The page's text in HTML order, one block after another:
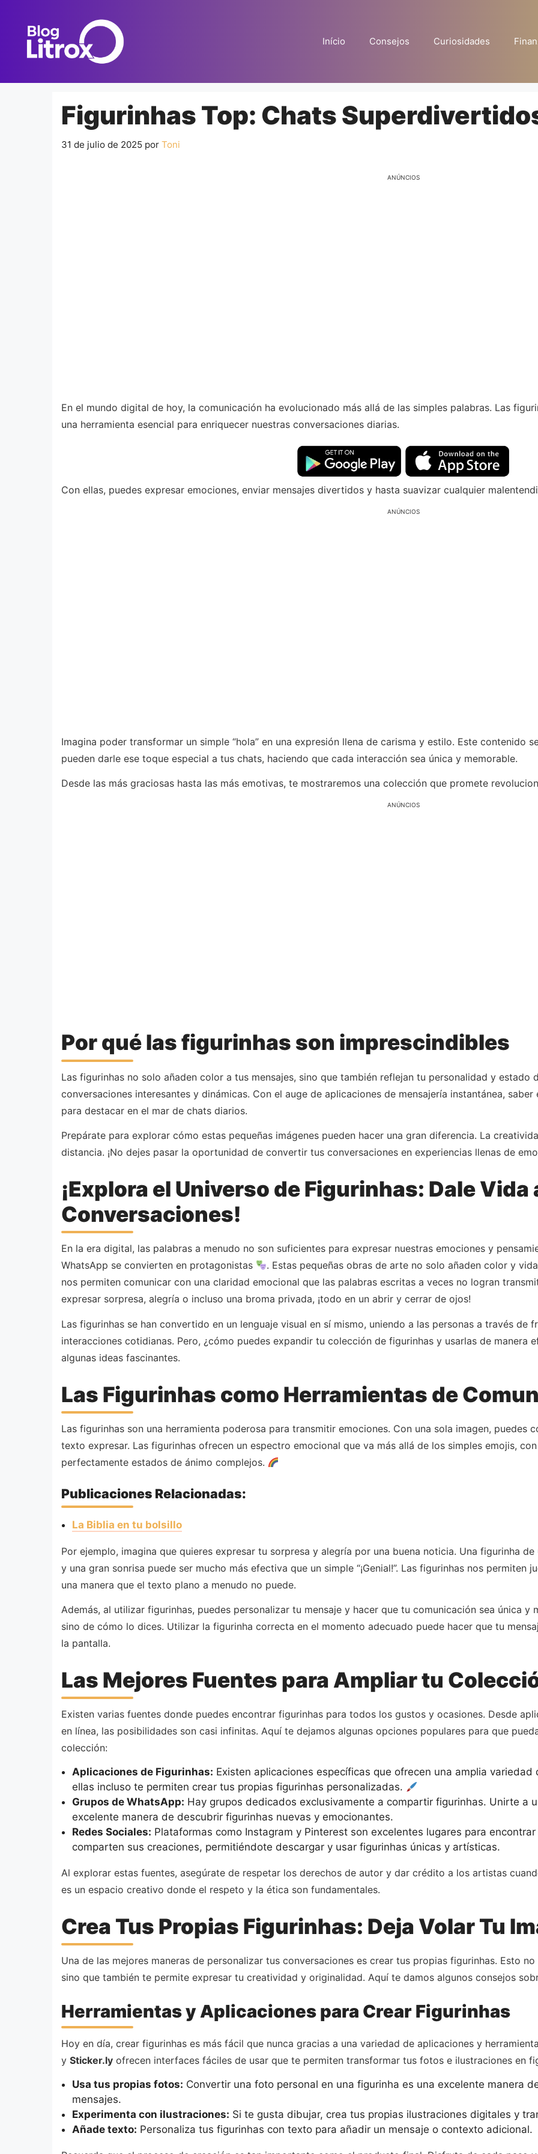
contenido
Início Consejos Curiosidades
Figurinhas Top: Chats
31 de julio de 2025 por Toni
ANÚNCIOS
En el mundo digital de hoy, la comunicación ha evolucionado más allá de las simples palabras. Las
una herramienta esencial para enriquecer nuestras conversaciones diarias.
Con ellas, puedes expresar emociones, enviar mensajes divertidos y hasta suavizar cualquier
ANÚNCIOS
Imagina poder transformar un simple “hola” en una expresión llena de carisma y estilo. Este contenido
pueden darle ese toque especial a tus chats, haciendo que cada interacción sea única y memorable.
Desde las más graciosas hasta las más emotivas, te mostraremos una colección que promete
ANÚNCIOS
Por qué las figurinhas son imprescindibles
Las figurinhas no solo añaden color a tus mensajes, sino que también reflejan tu personalidad y estado
conversaciones interesantes y dinámicas. Con el auge de aplicaciones de mensajería instantánea,
para destacar en el mar de chats diarios.
Prepárate para explorar cómo estas pequeñas imágenes pueden hacer una gran diferencia. La
distancia. ¡No dejes pasar la oportunidad de convertir tus conversaciones en experiencias llenas de
¡Explora el Universo de Figurinhas: Dale Vida
Conversaciones!
En la era digital, las palabras a menudo no son suficientes para expresar nuestras emociones y
WhatsApp se convierten en protagonistas
. Estas pequeñas obras de arte no solo añaden color y
nos permiten comunicar con una claridad emocional que las palabras escritas a veces no logran
expresar sorpresa, alegría o incluso una broma privada, ¡todo en un abrir y cerrar de ojos!
Las figurinhas se han convertido en un lenguaje visual en sí mismo, uniendo a las personas a través de
interacciones cotidianas. Pero, ¿cómo puedes expandir tu colección de figurinhas y usarlas de manera
algunas ideas fascinantes.
Las Figurinhas como Herramientas de
Las figurinhas son una herramienta poderosa para transmitir emociones. Con una sola imagen, puedes
texto expresar. Las figurinhas ofrecen un espectro emocional que va más allá de los simples emojis,
perfectamente estados de ánimo complejos.
Publicaciones Relacionadas:
La Biblia en tu bolsillo
Por ejemplo, imagina que quieres expresar tu sorpresa y alegría por una buena noticia. Una figurinha
y una gran sonrisa puede ser mucho más efectiva que un simple “¡Genial!”. Las figurinhas nos permiten
una manera que el texto plano a menudo no puede.
Además, al utilizar figurinhas, puedes personalizar tu mensaje y hacer que tu comunicación sea única
sino de cómo lo dices. Utilizar la figurinha correcta en el momento adecuado puede hacer que tu
la pantalla.
Las Mejores Fuentes para Ampliar tu
Existen varias fuentes donde puedes encontrar figurinhas para todos los gustos y ocasiones. Desde
en línea, las posibilidades son casi infinitas. Aquí te dejamos algunas opciones populares para que
colección:
Aplicaciones de Figurinhas: Existen aplicaciones específicas que ofrecen una amplia
ellas incluso te permiten crear tus propias figurinhas personalizadas.
Grupos de WhatsApp: Hay grupos dedicados exclusivamente a compartir figurinhas. Unirte a
excelente manera de descubrir figurinhas nuevas y emocionantes.
Redes Sociales: Plataformas como Instagram y Pinterest son excelentes lugares para
comparten sus creaciones, permitiéndote descargar y usar figurinhas únicas y artísticas.
Al explorar estas fuentes, asegúrate de respetar los derechos de autor y dar crédito a los artistas
es un espacio creativo donde el respeto y la ética son fundamentales.
Crea Tus Propias Figurinhas: Deja Volar Tu
Una de las mejores maneras de personalizar tus conversaciones es crear tus propias figurinhas. Esto
sino que también te permite expresar tu creatividad y originalidad. Aquí te damos algunos consejos
Herramientas y Aplicaciones para Crear Figurinhas
Hoy en día, crear figurinhas es más fácil que nunca gracias a una variedad de aplicaciones y
y Sticker.ly ofrecen interfaces fáciles de usar que te permiten transformar tus fotos e ilustraciones en
Usa tus propias fotos: Convertir una foto personal en una figurinha es una excelente manera
mensajes.
Experimenta con ilustraciones: Si te gusta dibujar, crea tus propias ilustraciones digitales y
Añade texto: Personaliza tus figurinhas con texto para añadir un mensaje o contexto adicional.